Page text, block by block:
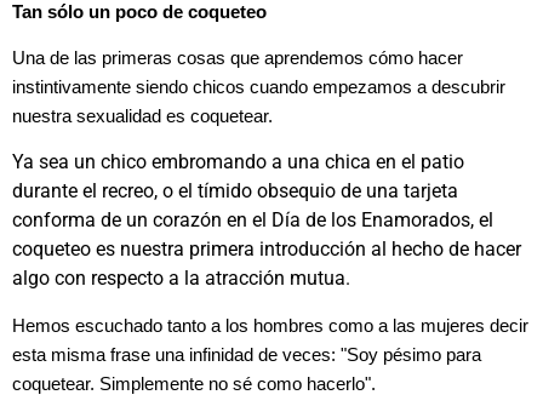
Tan sólo un poco de coqueteo
Una de las primeras cosas que aprendemos cómo hacer
instintivamente siendo chicos cuando empezamos a descubrir
nuestra sexualidad es coquetear.
Ya sea un chico embromando a una chica en el patio
durante el recreo, o el tímido obsequio de una tarjeta
conforma de un corazón en el Día de los Enamorados, el
coqueteo es nuestra primera introducción al hecho de hacer
algo con respecto a la atracción mutua.
Hemos escuchado tanto a los hombres como a las mujeres decir
esta misma frase una infinidad de veces: "Soy pésimo para
coquetear. Simplemente no sé como hacerlo".